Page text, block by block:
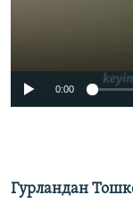
0:00
Гурландан